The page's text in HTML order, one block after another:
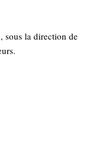
sous la direction de